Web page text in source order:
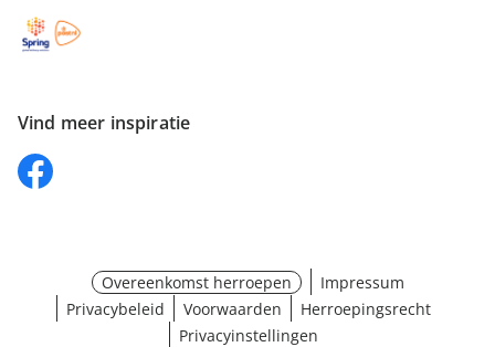
Vind meer inspiratie
Overeenkomst herroepen
Impressum
Privacybeleid
Voorwaarden
Herroepingsrecht
Privacyinstellingen